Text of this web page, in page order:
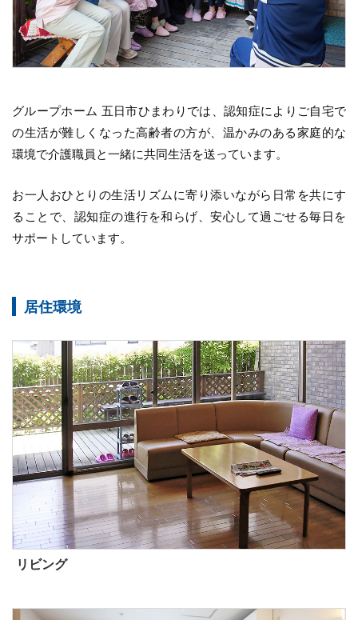
グループホーム 五日市ひまわりでは、認知症によりご自宅で
の生活が難しくなった高齢者の方が、温かみのある家庭的な
環境で介護職員と一緒に共同生活を送っています。
お一人おひとりの生活リズムに寄り添いながら日常を共にす
ることで、認知症の進行を和らげ、安心して過ごせる毎日を
サポートしています。
居住環境
リビング